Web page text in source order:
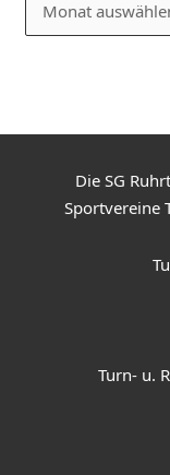
Die SG
Sportvereine
Turn- u.